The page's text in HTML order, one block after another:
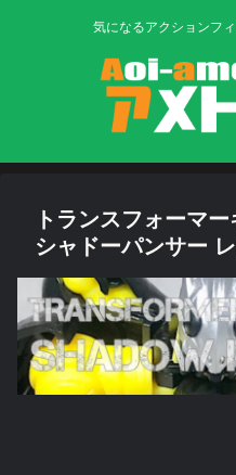
気になるアクションフ
トランスフォーマ
シャドーパンサー